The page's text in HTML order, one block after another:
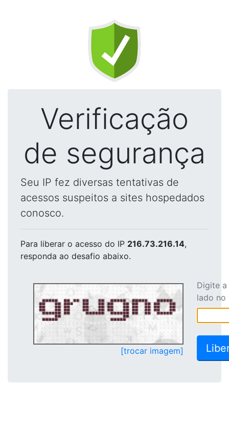
Verificação
de segurança
Seu IP fez diversas tentativas de
acessos suspeitos a sites hospedados
conosco.
Para liberar o acesso do IP 216.73.216.14,
responda ao desafio abaixo.
[trocar imagem]
Digite
lado no